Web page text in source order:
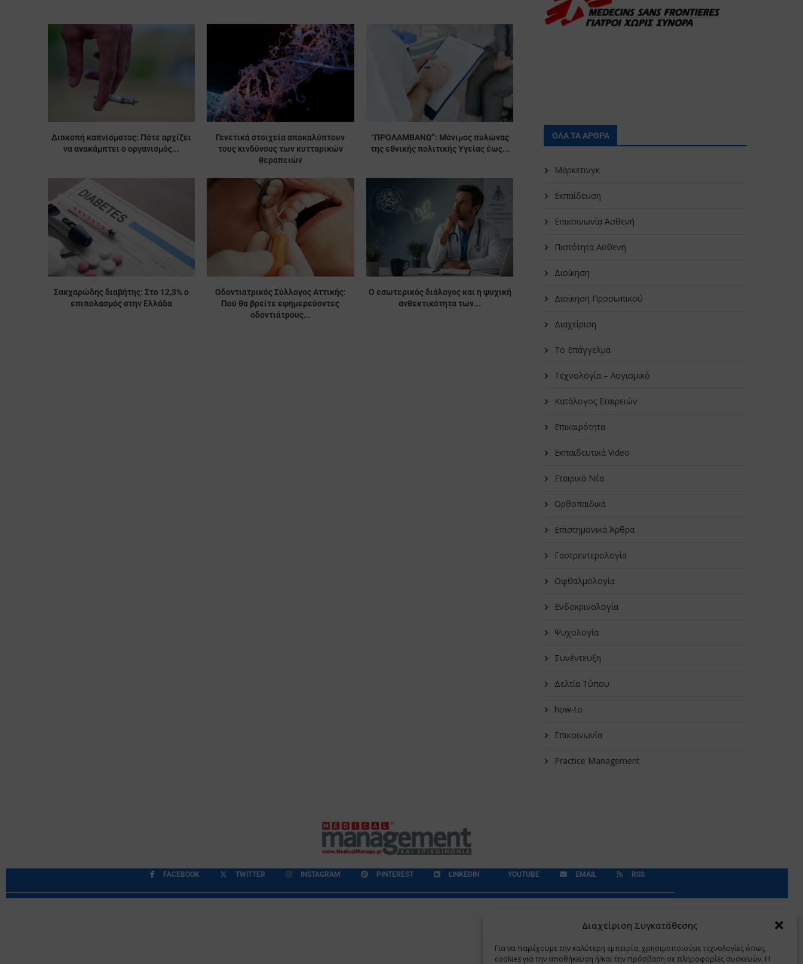
Διαχείριση Συγκατάθεσης
Για να παρέχουμε την καλύτερη εμπειρία, χρησιμοποιούμε τεχνολογίες όπως
cookies για την αποθήκευση ή/και την πρόσβαση σε πληροφορίες συσκευών. Η
Διακοπή καπνίσματος: Πότε αρχίζει
να ανακάμπτει ο οργανισμός...
Γενετικά στοιχεία αποκαλύπτουν
τους κινδύνους των κυτταρικών
θεραπειών
“ΠΡΟΛΑΜΒΑΝΩ”: Μόνιμος πυλώνας
της εθνικής πολιτικής Υγείας έως...
Σακχαρώδης διαβήτης: Στο 12,3% ο
επιπολασμός στην Ελλάδα
Οδοντιατρικός Σύλλογος Αττικής:
Πού θα βρείτε εφημερεύοντες
οδοντιάτρους...
Ο εσωτερικός διάλογος και η ψυχική
ανθεκτικότητα των...
ΟΛΑ ΤΑ ΑΡΘΡΑ
Μάρκετινγκ
Εκπαίδευση
Επικοινωνία Ασθενή
Πιστότητα Ασθενή
Διοίκηση
Διοίκηση Προσωπικού
Διαχείριση
Το Επάγγελμα
Τεχνολογία – Λογισμικό
Κατάλογος Εταιρειών
Επικαιρότητα
Εκπαιδευτικά Video
Εταιρικά Νέα
Oρθοπαιδικά
Επιστημονικά Άρθρα
Γαστρεντερολογία
Οφθαλμολογία
Ενδοκρινολογία
Ψυχολογία
Συνέντευξη
Δελτία Τύπου
how-to
Επικοινωνία
Practice Management
FACEBOOK TWITTER INSTAGRAM PINTEREST LINKEDIN YOUTUBE EMAIL RSS